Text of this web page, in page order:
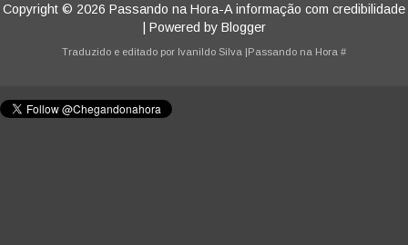
Copyright © 2026 Passando na Hora-A informação com credibilidade
| Powered by Blogger
Traduzido e editado por Ivanildo Silva |Passando na Hora #